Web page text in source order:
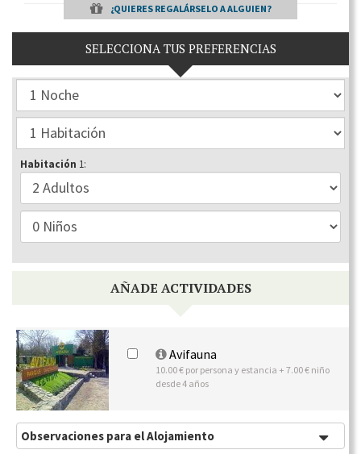
¿QUIERES REGALÁRSELO A ALGUIEN?
SELECCIONA TUS PREFERENCIAS
Habitación 1:
AÑADE ACTIVIDADES
Avifauna
10.00 € por persona y estancia + 7.00 € niño
desde 4 años
Observaciones para el Alojamiento